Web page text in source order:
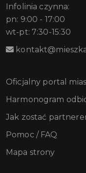
Infolinia czynna:
pn: 9:00 - 17:00
wt-pt: 7:30-15:30
Oficjalny portal
Harmonogram
Jak zostać
Pomoc / FAQ
Mapa strony